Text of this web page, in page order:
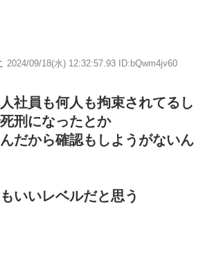
2024/09/18(水) 12:32:57.93 ID:bQwm4jv60
社員も何人も拘束されてるし
刑になったとか
だから確認もしようがないん
いいレベルだと思う